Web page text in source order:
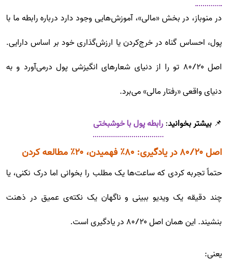
در منوباز، در بخش «مالی»، آموزش‌هایی وجود دارد درباره رابطه ما با
پول، احساس گناه در خرج‌کردن یا ارزش‌گذاری خود بر اساس دارایی.
اصل ۸۰/۲۰ تو را از دنیای شعارهای انگیزشی پول درمی‌آورد و به
دنیای واقعی «رفتار مالی» می‌برد.
📌 بیشتر بخوانید:رابطه پول با خوشبختی
اصل ۸۰/۲۰ در یادگیری: ۸۰٪ فهمیدن، ۲۰٪ مطالعه کردن
حتماً تجربه کردی که ساعت‌ها یک مطلب را بخوانی اما درک نکنی، یا
چند دقیقه یک ویدیو ببینی و ناگهان یک نکته‌ی عمیق در ذهنت
بنشیند. این همان اصل ۸۰/۲۰ در یادگیری است.
یعنی: